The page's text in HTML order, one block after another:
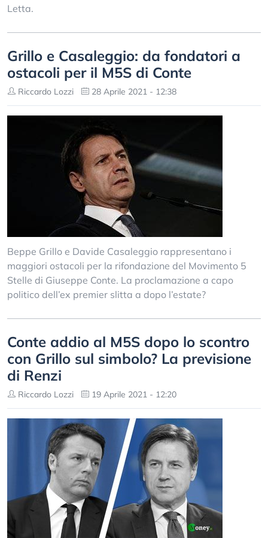
Letta.
Grillo e Casaleggio: da fondatori a
ostacoli per il M5S di Conte
Riccardo Lozzi 28 Aprile 2021 - 12:38
Beppe Grillo e Davide Casaleggio rappresentano i
maggiori ostacoli per la rifondazione del Movimento 5
Stelle di Giuseppe Conte. La proclamazione a capo
politico dell’ex premier slitta a dopo l’estate?
Conte addio al M5S dopo lo scontro
con Grillo sul simbolo? La previsione
di Renzi
Riccardo Lozzi 19 Aprile 2021 - 12:20